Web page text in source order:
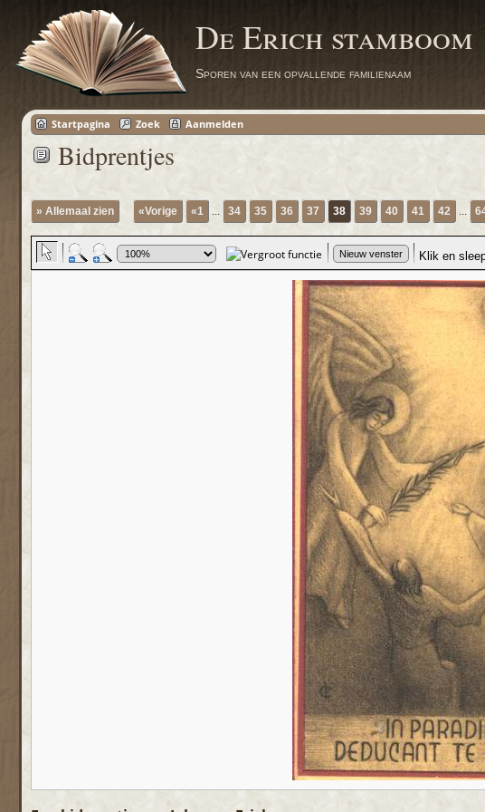
De Erich stamboom
Sporen van een opvallende familienaam
Startpagina Zoek Aanmelden
Bidprentjes
» Allemaal zien «Vorige «1 ... 34 35 36 37 38 39 40 41 42 ...